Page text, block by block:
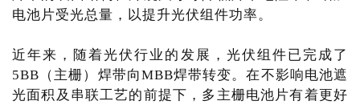
电池片受光总量，以提升光伏组件功率。
近年来，随着光伏行业的发展，光伏组件已完成了
5BB（主栅）焊带向MBB焊带转变。在不影响电池遮
光面积及串联工艺的前提下，多主栅电池片有着更好